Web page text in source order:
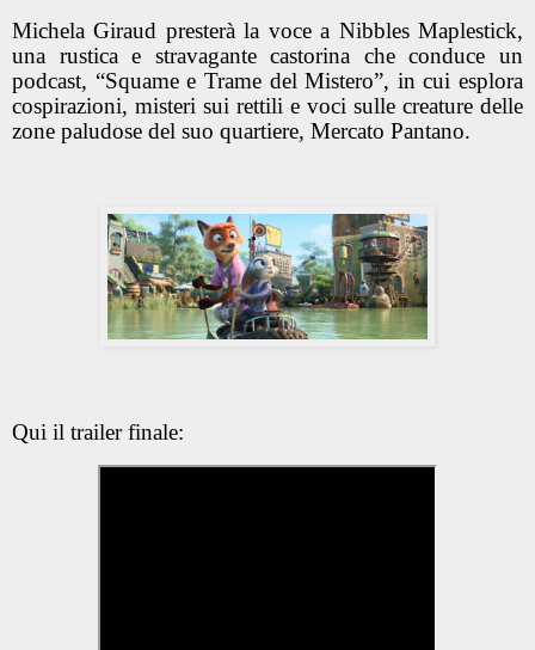
Michela Giraud presterà la voce a Nibbles Maplestick,
una rustica e stravagante castorina che conduce un
podcast, “Squame e Trame del Mistero”, in cui esplora
cospirazioni, misteri sui rettili e voci sulle creature delle
zone paludose del suo quartiere, Mercato Pantano.
Qui il trailer finale: